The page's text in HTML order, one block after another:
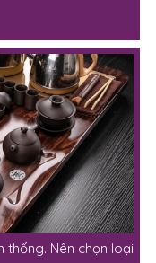
thống. Nên chọn loại